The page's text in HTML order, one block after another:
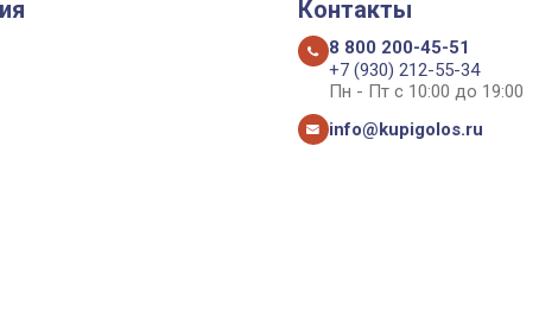
Контакты
8 800 200-45-51
+7 (930) 212-55-34
Пн - Пт с 10:00 до 19:00
info@kupigolos.ru